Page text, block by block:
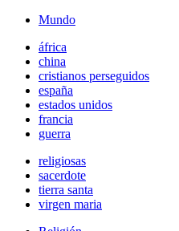
Mundo
áfrica
china
cristianos perseguidos
españa
estados unidos
francia
guerra
religiosas
sacerdote
tierra santa
virgen maria